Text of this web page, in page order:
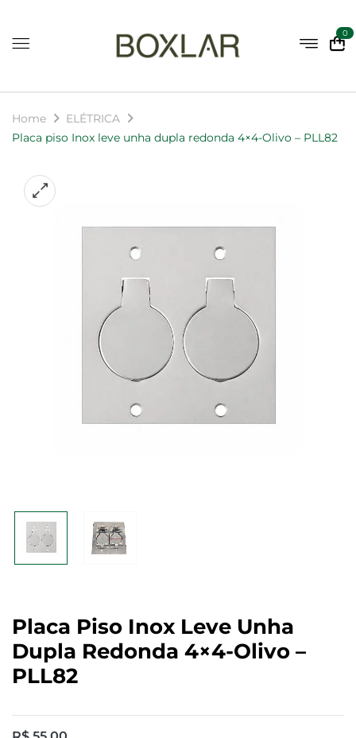
0
Home
ELÉTRICA
Placa piso Inox leve unha dupla redonda 4×4-Olivo – PLL82
Placa Piso Inox Leve Unha
Dupla Redonda 4×4-Olivo –
PLL82